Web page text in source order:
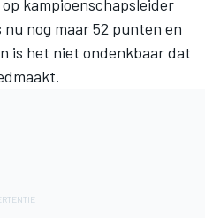
kampioenschapsleider
nu nog maar 52 punten en
is het niet ondenkbaar dat